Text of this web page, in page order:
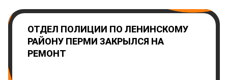
ОТДЕЛ ПОЛИЦИИ ПО ЛЕНИНСКОМУ
РАЙОНУ ПЕРМИ ЗАКРЫЛСЯ НА
РЕМОНТ